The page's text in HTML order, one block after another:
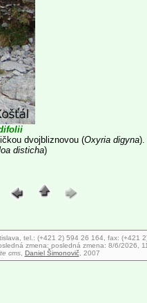
dvojbliznovou (Oxyria digyna).
disticha)
tel.: (+421 2) 594 26 164, fax: (+421
zmena: posledná zmena: 8/6/2026,
cms, Daniel Šimonovič, 2007